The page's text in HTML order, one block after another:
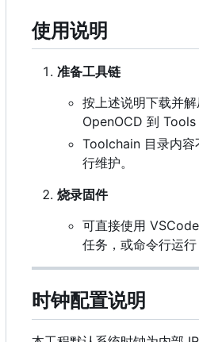
使用说明
准备工具链
按上述说明下载并
OpenOCD 到 Tools
Toolchain 目录内
行维护。
烧录固件
可直接使用
任务，或命令行运行
时钟配置说明